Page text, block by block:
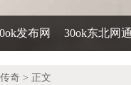
发布网 30ok东北网
奇 > 正文